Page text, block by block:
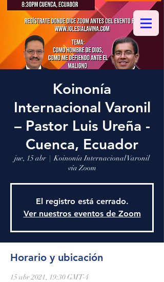
Koinonía
Internacional Varonil
– Pastor Luis Ureña -
Cuenca, Ecuador
jue, 15 abr
  |
Koinonía Internacional Varonil
vía Zoom
El registro está cerrado.
Ver nuestros eventos de Zoom
Horario y ubicación
15 abr 2021, 19:30 GMT-4